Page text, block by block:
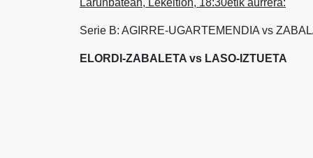
Serie B: AGIRRE-UGARTEMENDIA vs
ELORDI-ZABALETA vs LASO-IZTUETA